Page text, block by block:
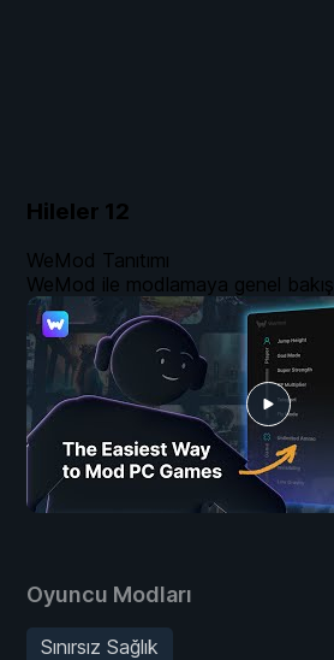
Hileler 12
Oyuncu Modları
Sınırsız Sağlık
WeMod Tanıtımı
WeMod ile modlamaya genel bakış